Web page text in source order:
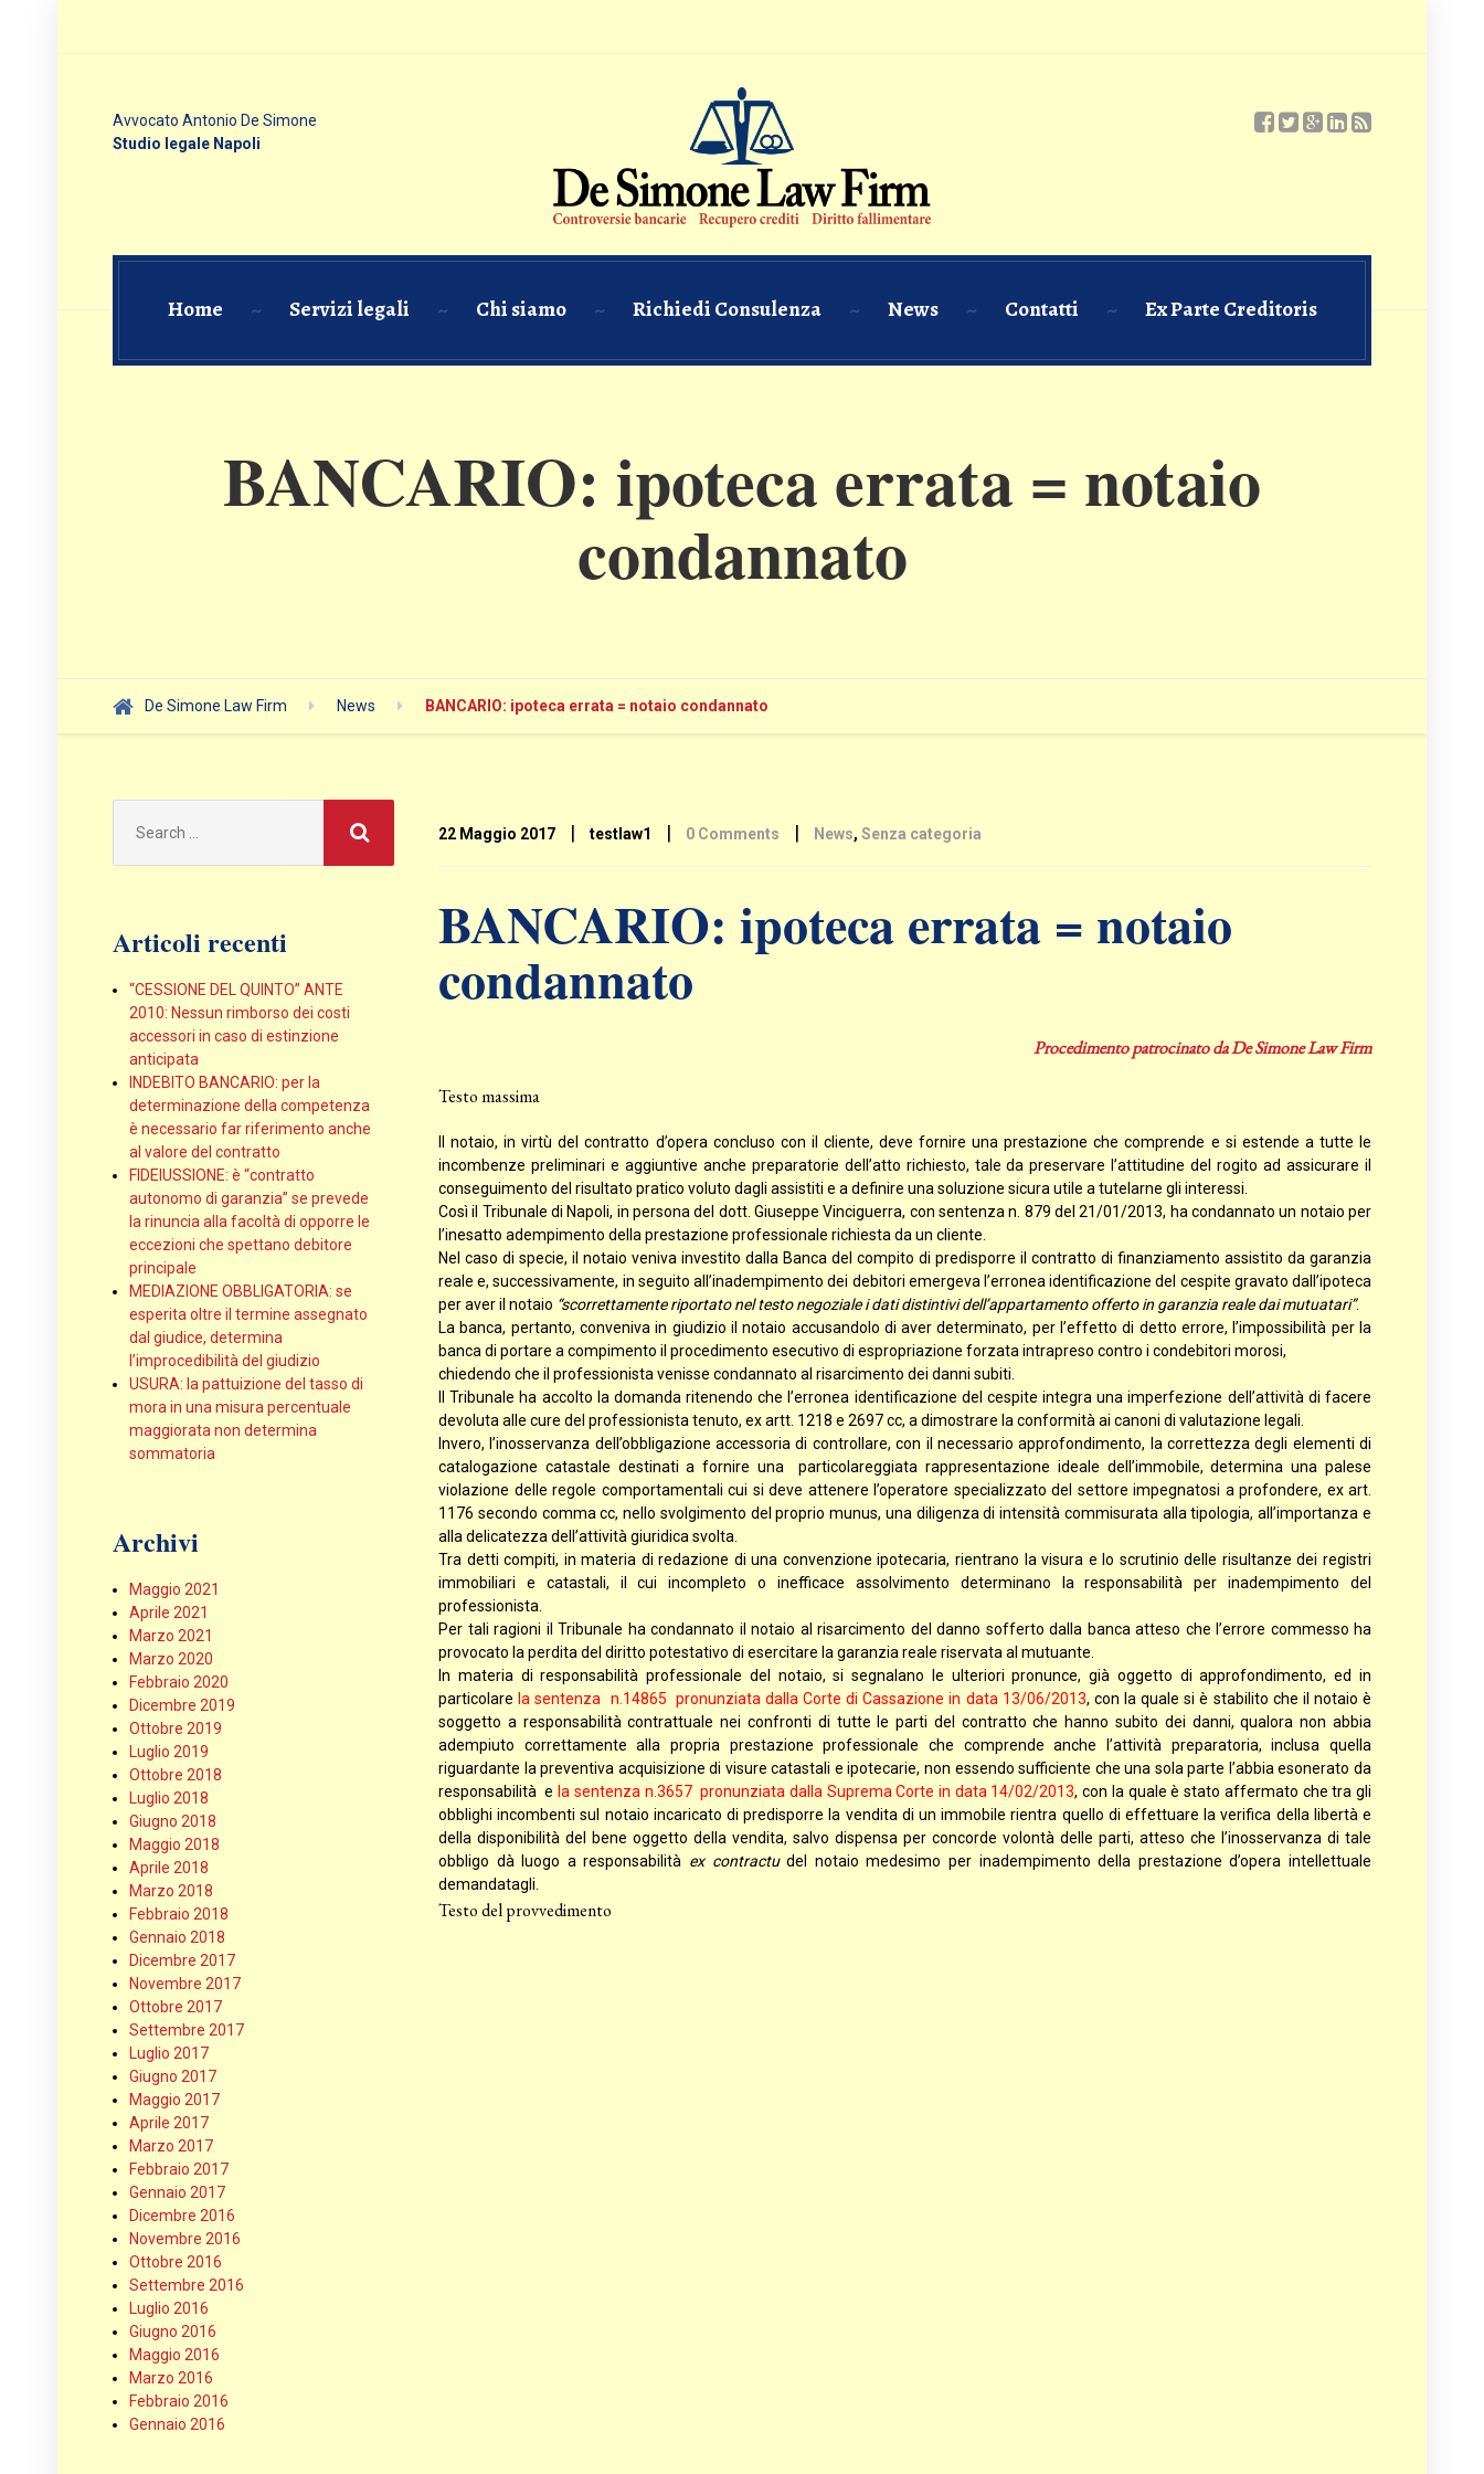
Avvocato Antonio De Simone
Studio legale Napoli
Home Servizi legali Chi siamo Richiedi Consulenza News Contatti Ex Parte Creditoris
BANCARIO: ipoteca errata = notaio
condannato
De Simone Law Firm News BANCARIO: ipoteca errata = notaio condannato
22 Maggio 2017 | testlaw1 | 0 Comments | News, Senza categoria
BANCARIO: ipoteca errata = notaio
condannato
Procedimento patrocinato da De Simone Law Firm
Testo massima
Il notaio, in virtù del contratto d’opera concluso con il cliente, deve fornire una prestazione che comprende e si estende a tutte le
incombenze preliminari e aggiuntive anche preparatorie dell’atto richiesto, tale da preservare l’attitudine del rogito ad assicurare il
conseguimento del risultato pratico voluto dagli assistiti e a definire una soluzione sicura utile a tutelarne gli interessi.
Così il Tribunale di Napoli, in persona del dott. Giuseppe Vinciguerra, con sentenza n. 879 del 21/01/2013, ha condannato un notaio per
l’inesatto adempimento della prestazione professionale richiesta da un cliente.
Nel caso di specie, il notaio veniva investito dalla Banca del compito di predisporre il contratto di finanziamento assistito da garanzia
reale e, successivamente, in seguito all’inadempimento dei debitori emergeva l’erronea identificazione del cespite gravato dall’ipoteca
per aver il notaio “scorrettamente riportato nel testo negoziale i dati distintivi dell’appartamento offerto in garanzia reale dai mutuatari”.
La banca, pertanto, conveniva in giudizio il notaio accusandolo di aver determinato, per l’effetto di detto errore, l’impossibilità per la
banca di portare a compimento il procedimento esecutivo di espropriazione forzata intrapreso contro i condebitori morosi,
chiedendo che il professionista venisse condannato al risarcimento dei danni subiti.
Il Tribunale ha accolto la domanda ritenendo che l’erronea identificazione del cespite integra una imperfezione dell’attività di facere
devoluta alle cure del professionista tenuto, ex artt. 1218 e 2697 cc, a dimostrare la conformità ai canoni di valutazione legali.
Invero, l’inosservanza dell’obbligazione accessoria di controllare, con il necessario approfondimento, la correttezza degli elementi di
catalogazione catastale destinati a fornire una particolareggiata rappresentazione ideale dell’immobile, determina una palese
violazione delle regole comportamentali cui si deve attenere l’operatore specializzato del settore impegnatosi a profondere, ex art.
1176 secondo comma cc, nello svolgimento del proprio munus, una diligenza di intensità commisurata alla tipologia, all’importanza e
alla delicatezza dell’attività giuridica svolta.
Tra detti compiti, in materia di redazione di una convenzione ipotecaria, rientrano la visura e lo scrutinio delle risultanze dei registri
immobiliari e catastali, il cui incompleto o inefficace assolvimento determinano la responsabilità per inadempimento del
professionista.
Per tali ragioni il Tribunale ha condannato il notaio al risarcimento del danno sofferto dalla banca atteso che l’errore commesso ha
provocato la perdita del diritto potestativo di esercitare la garanzia reale riservata al mutuante.
In materia di responsabilità professionale del notaio, si segnalano le ulteriori pronunce, già oggetto di approfondimento, ed in
particolare la sentenza n.14865 pronunziata dalla Corte di Cassazione in data 13/06/2013, con la quale si è stabilito che il notaio è
soggetto a responsabilità contrattuale nei confronti di tutte le parti del contratto che hanno subito dei danni, qualora non abbia
adempiuto correttamente alla propria prestazione professionale che comprende anche l’attività preparatoria, inclusa quella
riguardante la preventiva acquisizione di visure catastali e ipotecarie, non essendo sufficiente che una sola parte l’abbia esonerato da
responsabilità e la sentenza n.3657 pronunziata dalla Suprema Corte in data 14/02/2013, con la quale è stato affermato che tra gli
obblighi incombenti sul notaio incaricato di predisporre la vendita di un immobile rientra quello di effettuare la verifica della libertà e
della disponibilità del bene oggetto della vendita, salvo dispensa per concorde volontà delle parti, atteso che l’inosservanza di tale
obbligo dà luogo a responsabilità ex contractudel notaio medesimo per inadempimento della prestazione d’opera intellettuale
demandatagli.
Testo del provvedimento
for:
Articoli recenti
“CESSIONE DEL QUINTO” ANTE
2010: Nessun rimborso dei costi
accessori in caso di estinzione
anticipata
INDEBITO BANCARIO: per la
determinazione della competenza
è necessario far riferimento anche
al valore del contratto
FIDEIUSSIONE: è “contratto
autonomo di garanzia” se prevede
la rinuncia alla facoltà di opporre le
eccezioni che spettano debitore
principale
MEDIAZIONE OBBLIGATORIA: se
esperita oltre il termine assegnato
dal giudice, determina
l’improcedibilità del giudizio
USURA: la pattuizione del tasso di
mora in una misura percentuale
maggiorata non determina
sommatoria
Archivi
Maggio 2021
Aprile 2021
Marzo 2021
Marzo 2020
Febbraio 2020
Dicembre 2019
Ottobre 2019
Luglio 2019
Ottobre 2018
Luglio 2018
Giugno 2018
Maggio 2018
Aprile 2018
Marzo 2018
Febbraio 2018
Gennaio 2018
Dicembre 2017
Novembre 2017
Ottobre 2017
Settembre 2017
Luglio 2017
Giugno 2017
Maggio 2017
Aprile 2017
Marzo 2017
Febbraio 2017
Gennaio 2017
Dicembre 2016
Novembre 2016
Ottobre 2016
Settembre 2016
Luglio 2016
Giugno 2016
Maggio 2016
Marzo 2016
Febbraio 2016
Gennaio 2016